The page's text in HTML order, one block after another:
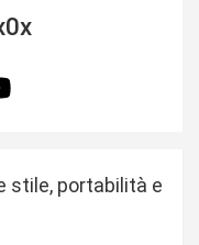
stile, portabilità e